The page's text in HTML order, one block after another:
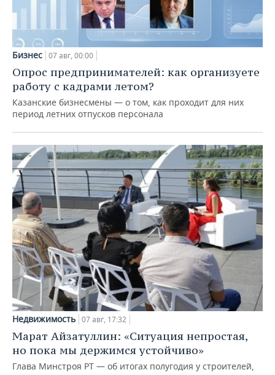
Бизнес 07 авг, 00:00
Опрос предпринимателей: как организуете
работу с кадрами летом?
Казанские бизнесмены — о том, как проходит для них
период летних отпусков персонала
Недвижимость 07 авг, 17:32
Марат Айзатуллин: «Ситуация непростая,
но пока мы держимся устойчиво»
Глава Минстроя РТ — об итогах полугодия у строителей,